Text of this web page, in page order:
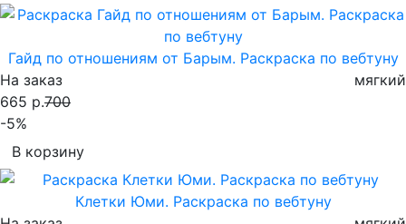
Гайд по отношениям от Барым. Раскраска по вебтуну
На заказ
мягкий
665 р.700
-5%
В корзину
Клетки Юми. Раскраска по вебтуну